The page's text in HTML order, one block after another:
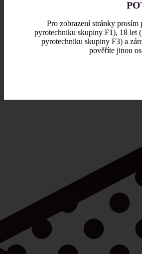
Pro zobrazení stránky
pyrotechniku skupiny F1), 18 let
pyrotechniku skupiny F3) a
pověříte jinou